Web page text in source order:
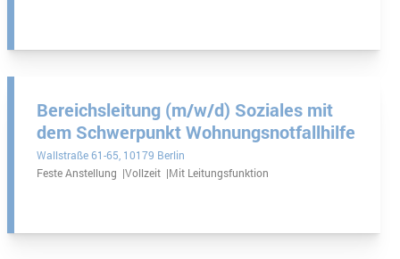
Bereichsleitung (m/w/d) Soziales mit
dem Schwerpunkt Wohnungsnotfallhilfe
Wallstraße 61-65 10179 Berlin
Feste Anstellung
Vollzeit Mit Leitungsfunktion